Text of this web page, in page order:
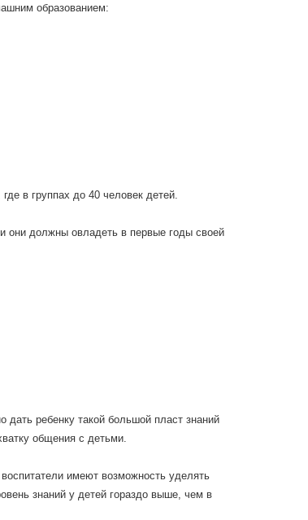
образованием:
в группах до 40 человек детей.
они должны овладеть в первые годы своей
ребенку такой большой пласт знаний
общения с детьми.
имеют возможность уделять
знаний у детей гораздо выше, чем в